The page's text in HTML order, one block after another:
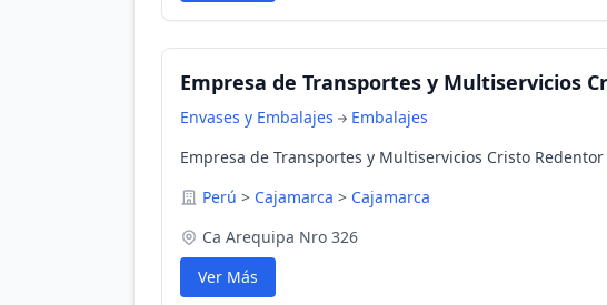
Empresa de Transportes y Multiservicios
Envases y Embalajes
Embalajes
Empresa de Transportes y Multiservicios Cristo Redentor
Perú > Cajamarca > Cajamarca
Ca Arequipa Nro 326
Ver Más